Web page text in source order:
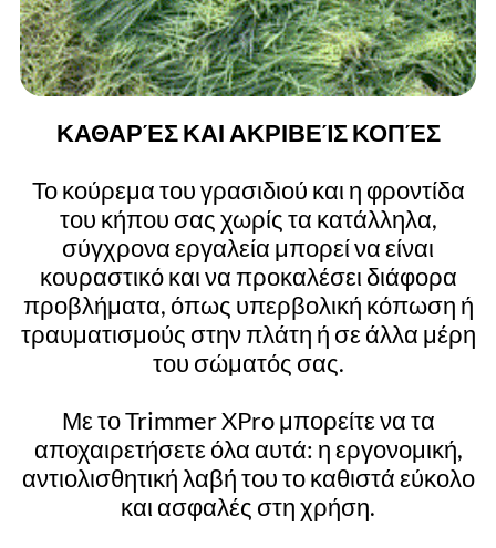
ΚΑΘΑΡΈΣ ΚΑΙ ΑΚΡΙΒΕΊΣ ΚΟΠΈΣ
Το κούρεμα του γρασιδιού και η φροντίδα
του κήπου σας χωρίς τα κατάλληλα,
σύγχρονα εργαλεία μπορεί να είναι
κουραστικό και να προκαλέσει διάφορα
προβλήματα, όπως υπερβολική κόπωση ή
τραυματισμούς στην πλάτη ή σε άλλα μέρη
του σώματός σας.
Με το Trimmer XPro μπορείτε να τα
αποχαιρετήσετε όλα αυτά: η εργονομική,
αντιολισθητική λαβή του το καθιστά εύκολο
και ασφαλές στη χρήση.